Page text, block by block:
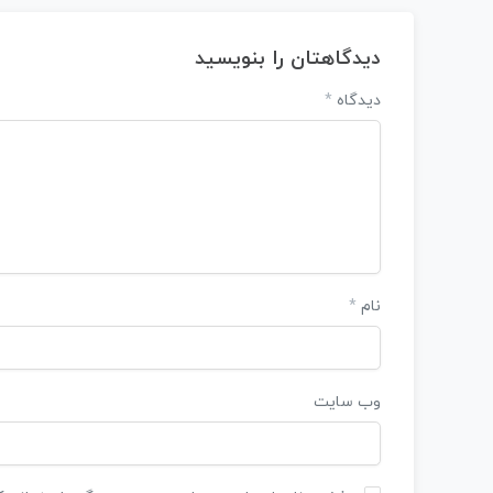
دیدگاهتان را بنویسید
دیدگاه *
نام *
وب‌ سایت